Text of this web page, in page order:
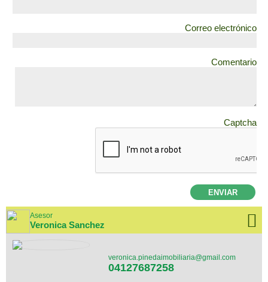
Correo electrónico
Comentario
Captcha
ENVIAR
Asesor
Veronica Sanchez
veronica.pinedaimobiliaria@gmail.com
04127687258